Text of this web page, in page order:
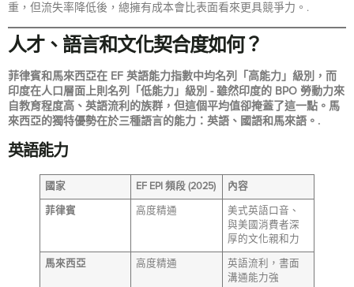
重，但流失率降低後，總擁有成本會比表面看來更具競爭力。.
人才、語言和文化契合度如何？
菲律賓和馬來西亞在 EF 英語能力指數中均名列「高能力」級別，而
印度在人口層面上則名列「低能力」級別 - 雖然印度的 BPO 勞動力來
自教育程度高、英語流利的族群，但這個平均值卻掩蓋了這一點。馬
來西亞的獨特優勢在於三種語言的能力：英語、國語和馬來語。.
英語能力
國家 EF EPI 頻段 (2025) 內容
菲律賓 高度精通
美式英語口音、
與美國消費者深
厚的文化親和力
馬來西亞 高度精通
英語流利，書面
溝通能力強